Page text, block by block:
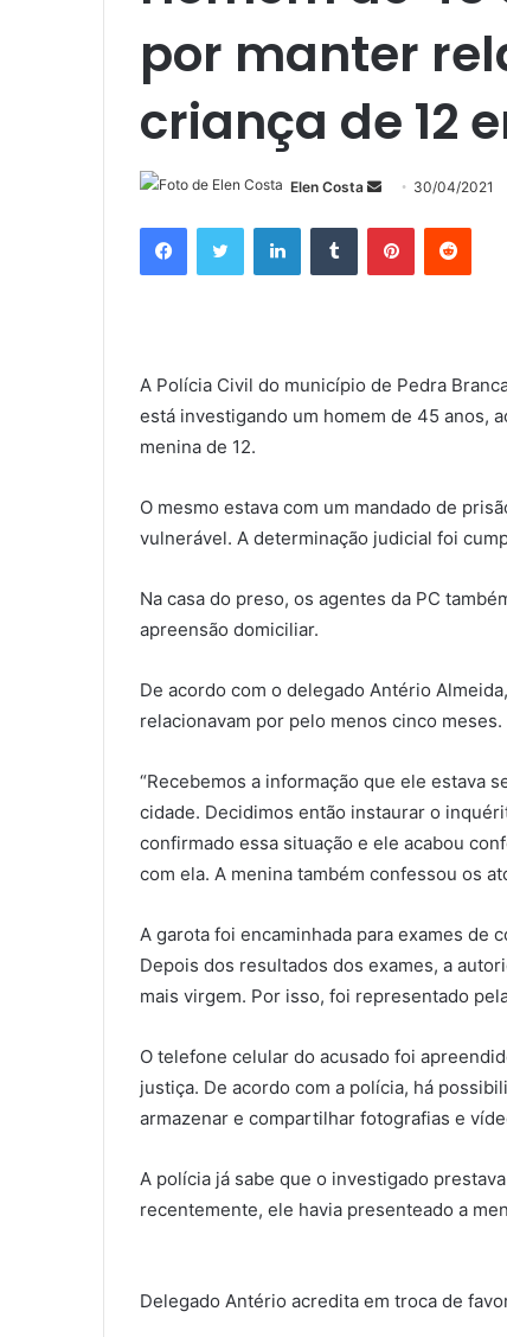
por manter
criança de 12
Elen Costa
Mande
e-
mail
30/04/2021
FacebookTwitter LinkedinTumblr PinterestReddit
A Polícia Civil do município de Pedra
está investigando um homem de 45 anos,
menina de 12.
O mesmo estava com um mandado de
vulnerável. A determinação judicial foi
Na casa do preso, os agentes da PC
apreensão domiciliar.
De acordo com o delegado Antério
relacionavam por pelo menos cinco meses.
“Recebemos a informação que ele estava
cidade. Decidimos então instaurar o
confirmado essa situação e ele acabou
com ela. A menina também confessou os
A garota foi encaminhada para exames de
Depois dos resultados dos exames, a
mais virgem. Por isso, foi representado
O telefone celular do acusado foi
justiça. De acordo com a polícia, há
armazenar e compartilhar fotografias e
A polícia já sabe que o investigado
recentemente, ele havia presenteado a
Delegado Antério acredita em troca de